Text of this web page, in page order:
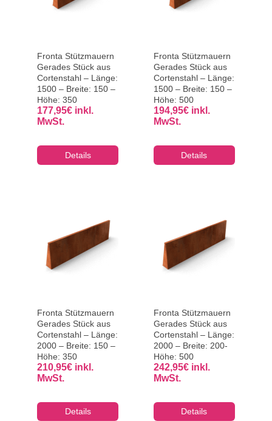
Fronta Stützmauern
Gerades Stück aus
Cortenstahl – Länge:
1500 – Breite: 150 –
Höhe: 350
177,95€ inkl.
MwSt.
Details
Fronta Stützmauern
Gerades Stück aus
Cortenstahl – Länge:
1500 – Breite: 150 –
Höhe: 500
194,95€ inkl.
MwSt.
Details
Fronta Stützmauern
Gerades Stück aus
Cortenstahl – Länge:
2000 – Breite: 150 –
Höhe: 350
210,95€ inkl.
MwSt.
Details
Fronta Stützmauern
Gerades Stück aus
Cortenstahl – Länge:
2000 – Breite: 200-
Höhe: 500
242,95€ inkl.
MwSt.
Details